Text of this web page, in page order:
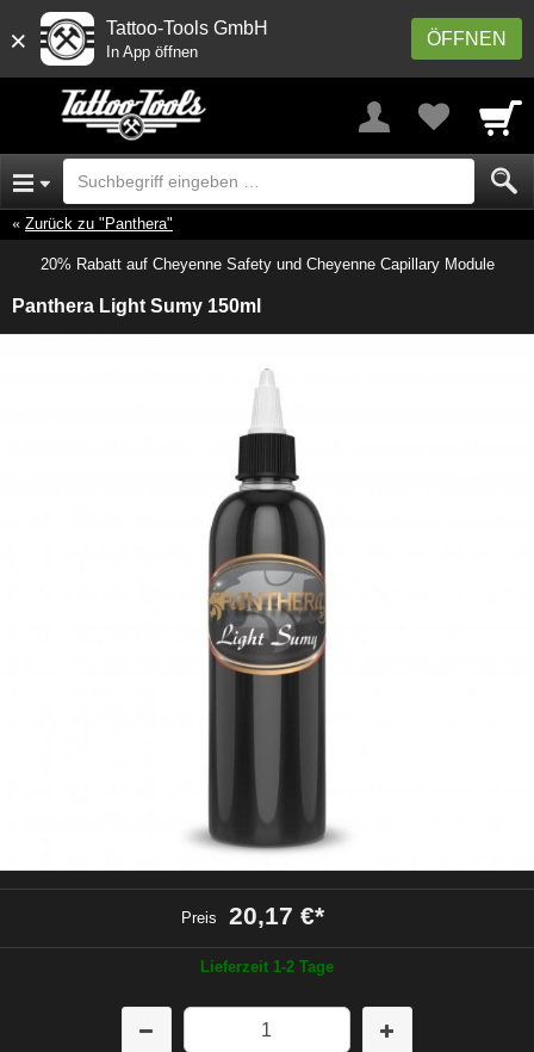
× ÖFFNEN
Tattoo-Tools GmbH
In App öffnen
Zurück zu "Panthera"
20% Rabatt auf Cheyenne Safety und Cheyenne Capillary Module
Panthera Light Sumy 150ml
Preis 20,17 €*
Lieferzeit 1-2 Tage